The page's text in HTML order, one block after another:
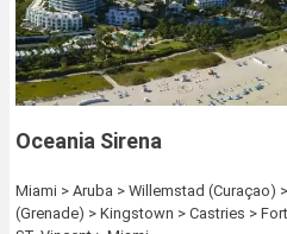
Oceania Sirena
Miami > Aruba > Willemstad (Curaçao)
(Grenade) > Kingstown > Castries >